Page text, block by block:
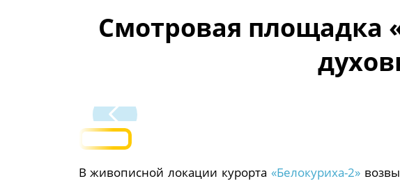
Смотровая площадка
В живописной локации курорта «Белокуриха-2»